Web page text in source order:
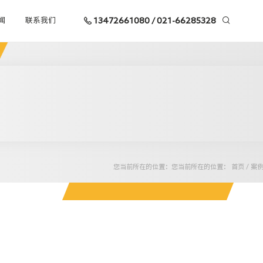
13472661080 / 021-66285328
联系我们
您当前所在的位置：您当前所在的位置： 首页 / 案例